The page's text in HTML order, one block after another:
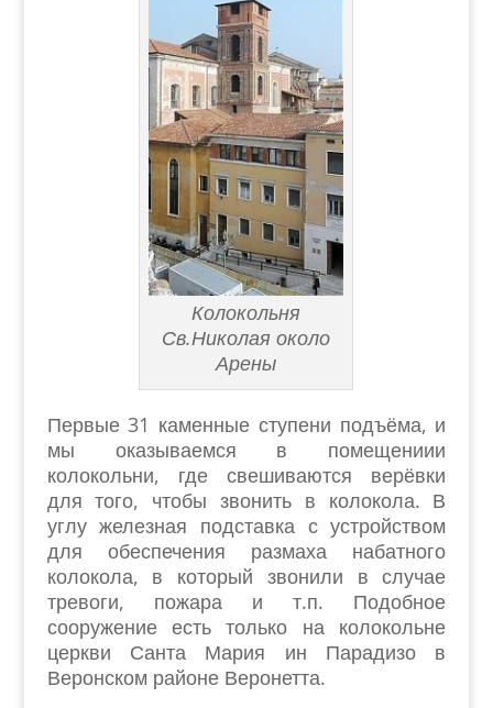
Колокольня
Св.Николая около
Арены
Первые 31 каменные ступени подъёма, и
мы оказываемся в помещениии
колокольни, где свешиваются верёвки
для того, чтобы звонить в колокола. В
углу железная подставка с устройством
для обеспечения размаха набатного
колокола, в который звонили в случае
тревоги, пожара и т.п. Подобное
сооружение есть только на колокольне
церкви Санта Мария ин Парадизо в
Веронском районе Веронетта.